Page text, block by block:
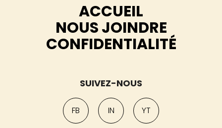
ACCUEIL
NOUS JOINDRE
CONFIDENTIALITÉ
SUIVEZ-NOUS
FB IN YT